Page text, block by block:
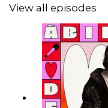
Caroline Bérault :
Manon Carrour :
Joanna & Gaspar :
View all episodes